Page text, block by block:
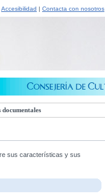
Accesibilidad | Contacta con nosotros
documentales
sus características y sus